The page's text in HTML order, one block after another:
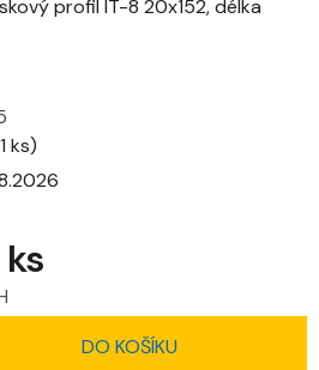
profil IT-8 20x152, délka
ks)
DO KOŠÍKU